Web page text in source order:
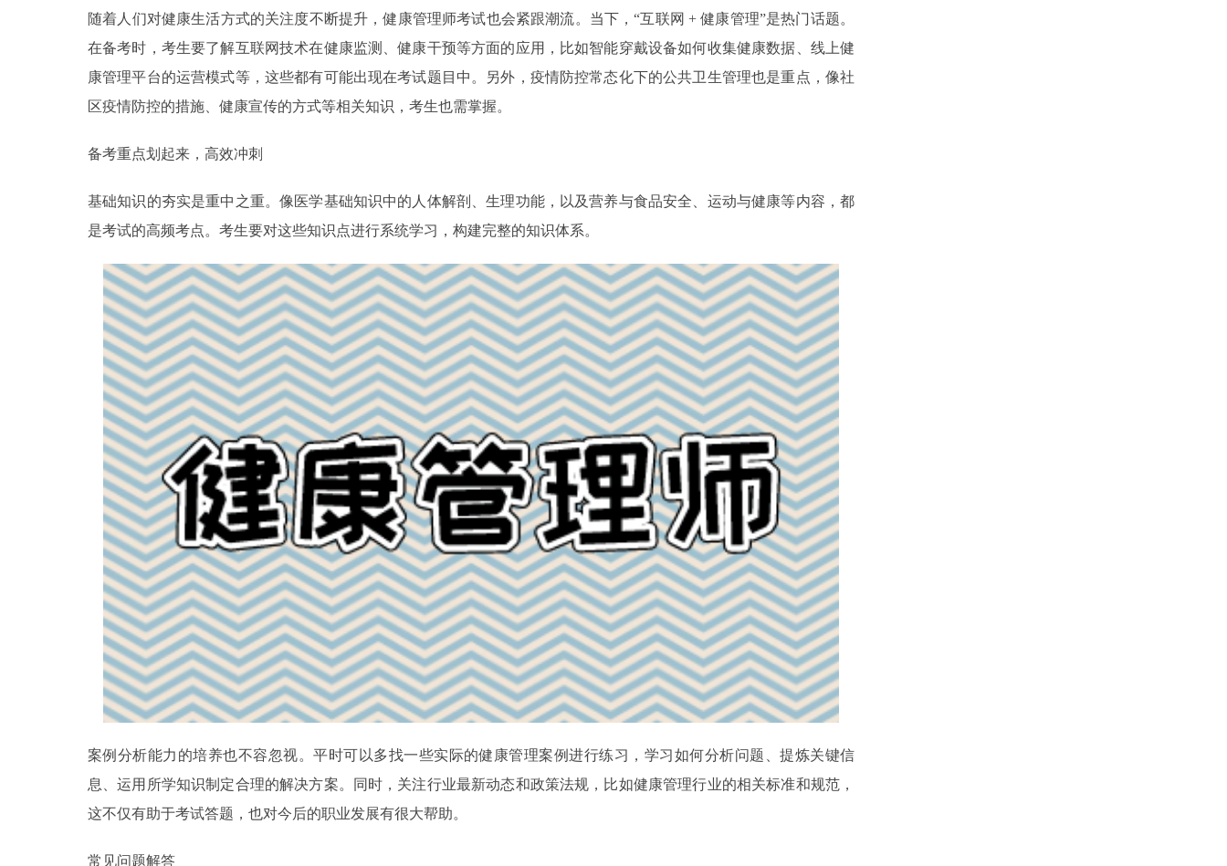
随着人们对健康生活方式的关注度不断提升，健康管理师考试也会紧跟潮流。当下，“互联网 + 健康管理”是热门话题。
在备考时，考生要了解互联网技术在健康监测、健康干预等方面的应用，比如智能穿戴设备如何收集健康数据、线上健
康管理平台的运营模式等，这些都有可能出现在考试题目中。另外，疫情防控常态化下的公共卫生管理也是重点，像社
区疫情防控的措施、健康宣传的方式等相关知识，考生也需掌握。
备考重点划起来，高效冲刺
基础知识的夯实是重中之重。像医学基础知识中的人体解剖、生理功能，以及营养与食品安全、运动与健康等内容，都
是考试的高频考点。考生要对这些知识点进行系统学习，构建完整的知识体系。
案例分析能力的培养也不容忽视。平时可以多找一些实际的健康管理案例进行练习，学习如何分析问题、提炼关键信
息、运用所学知识制定合理的解决方案。同时，关注行业最新动态和政策法规，比如健康管理行业的相关标准和规范，
这不仅有助于考试答题，也对今后的职业发展有很大帮助。
常见问题解答